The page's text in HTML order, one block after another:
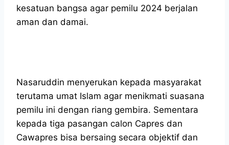
kesatuan bangsa agar pemilu 2024 berjalan
aman dan damai.
Nasaruddin menyerukan kepada masyarakat
terutama umat Islam agar menikmati suasana
pemilu ini dengan riang gembira. Sementara
kepada tiga pasangan calon Capres dan
Cawapres bisa bersaing secara objektif dan